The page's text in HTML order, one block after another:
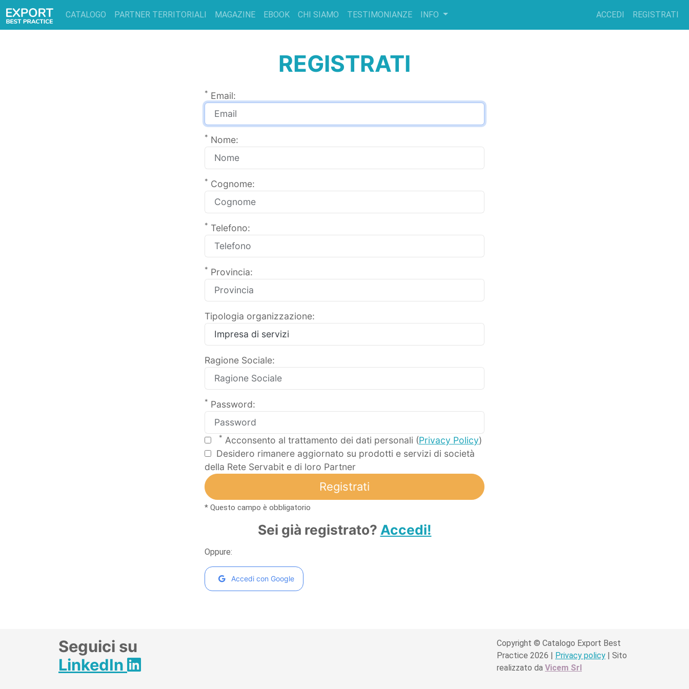
CATALOGO PARTNER TERRITORIALI MAGAZINE EBOOK CHI SIAMO TESTIMONIANZE INFO ACCEDI REGISTRATI
REGISTRATI
* Email:
* Nome:
* Cognome:
* Telefono:
* Provincia:
Tipologia organizzazione:
Ragione Sociale:
* Password:
* Acconsento al trattamento dei dati personali (Privacy Policy)
Desidero rimanere aggiornato su prodotti e servizi di società
della Rete Servabit e di loro Partner
Registrati
* Questo campo è obbligatorio
Sei già registrato? Accedi!
Oppure:
Accedi con Google
Seguici su
LinkedIn
Copyright © Catalogo Export Best
Practice 2026 | Privacy policy | Sito
realizzato da Vicem Srl